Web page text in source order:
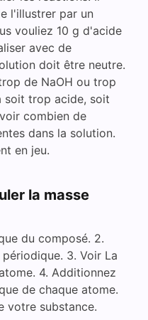
l'illustrer par un
vouliez 10 g d'acide
avec de
doit être neutre.
de NaOH ou trop
soit trop acide, soit
combien de
dans la solution.
en jeu.
la masse
du composé. 2.
3. Voir La
4. Additionnez
de chaque atome.
votre substance.